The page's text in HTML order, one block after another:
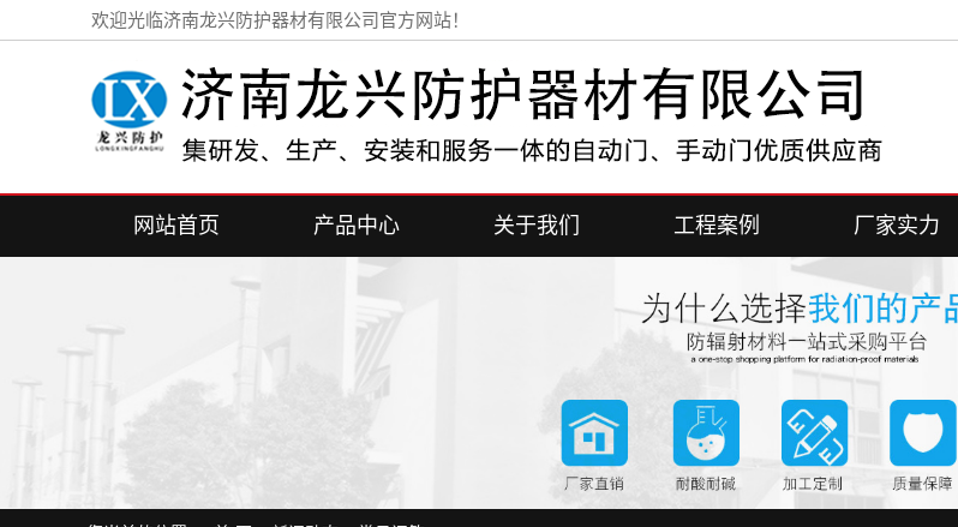
欢迎光临济南龙兴防护器材有限公司官方网站！
网站首页 产品中心
加速器铅门
医用电动防护铅门
铅板
关于我们 工程案例 厂家实力